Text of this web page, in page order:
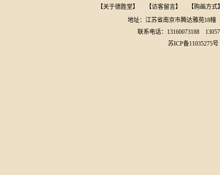
【关于德胜堂】 【访客留言】 【购画方式
地址：江苏省南京市腾达雅苑
联系电话：13160073188
苏ICP备11035275号